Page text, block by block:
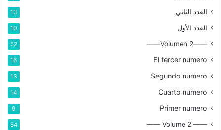
العدد الثاني 13
العدد الأول 10
——Volumen 2——
52
El tercer numero
16
Segundo numero
13
Cuarto numero
14
Primer numero
9
—— Volume 2 ——
54